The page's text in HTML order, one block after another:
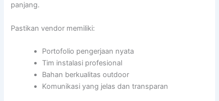
panjang.
Pastikan vendor memiliki:
Portofolio pengerjaan nyata
Tim instalasi profesional
Bahan berkualitas outdoor
Komunikasi yang jelas dan transparan